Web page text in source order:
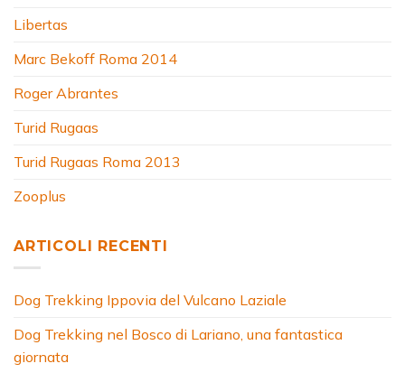
Libertas
Marc Bekoff Roma 2014
Roger Abrantes
Turid Rugaas
Turid Rugaas Roma 2013
Zooplus
ARTICOLI RECENTI
Dog Trekking Ippovia del Vulcano Laziale
Dog Trekking nel Bosco di Lariano, una fantastica
giornata